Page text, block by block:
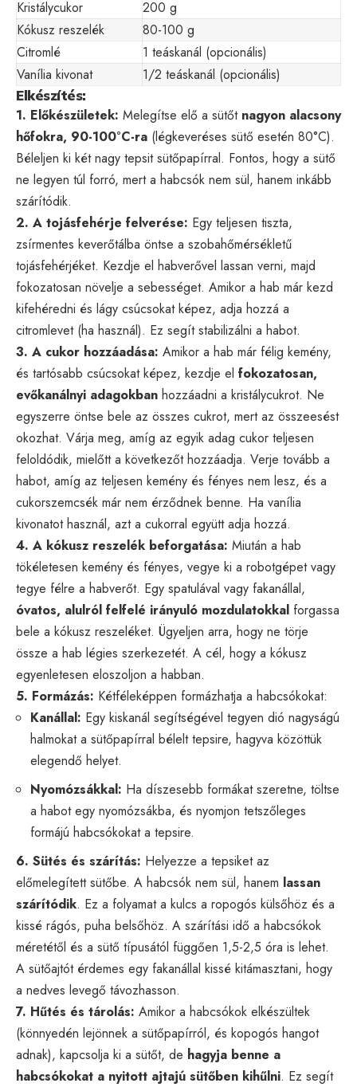
Kristálycukor
200 g
Kókusz reszelék
80-100 g
Citromlé
1 teáskanál (opcionális)
Vanília kivonat
1/2 teáskanál (opcionális)
Elkészítés:
1. Előkészületek: Melegítse elő a sütőt nagyon alacsony
hőfokra, 90-100°C-ra (légkeveréses sütő esetén 80°C).
Béleljen ki két nagy tepsit sütőpapírral. Fontos, hogy a sütő
ne legyen túl forró, mert a habcsók nem sül, hanem inkább
szárítódik.
2. A tojásfehérje felverése: Egy teljesen tiszta,
zsírmentes keverőtálba öntse a szobahőmérsékletű
tojásfehérjéket. Kezdje el habverővel lassan verni, majd
fokozatosan növelje a sebességet. Amikor a hab már kezd
kifehéredni és lágy csúcsokat képez, adja hozzá a
citromlevet (ha használ). Ez segít stabilizálni a habot.
3. A cukor hozzáadása: Amikor a hab már félig kemény,
és tartósabb csúcsokat képez, kezdje el fokozatosan,
evőkanálnyi adagokban hozzáadni a kristálycukrot. Ne
egyszerre öntse bele az összes cukrot, mert az összeesést
okozhat. Várja meg, amíg az egyik adag cukor teljesen
feloldódik, mielőtt a következőt hozzáadja. Verje tovább a
habot, amíg az teljesen kemény és fényes nem lesz, és a
cukorszemcsék már nem érződnek benne. Ha vanília
kivonatot használ, azt a cukorral együtt adja hozzá.
4. A kókusz reszelék beforgatása: Miután a hab
tökéletesen kemény és fényes, vegye ki a robotgépet vagy
tegye félre a habverőt. Egy spatulával vagy fakanállal,
óvatos, alulról felfelé irányuló mozdulatokkal forgassa
bele a kókusz reszeléket. Ügyeljen arra, hogy ne törje
össze a hab légies szerkezetét. A cél, hogy a kókusz
egyenletesen eloszoljon a habban.
5. Formázás: Kétféleképpen formázhatja a habcsókokat:
Kanállal: Egy kiskanál segítségével tegyen dió nagyságú
halmokat a sütőpapírral bélelt tepsire, hagyva közöttük
elegendő helyet.
Nyomózsákkal: Ha díszesebb formákat szeretne, töltse
a habot egy nyomózsákba, és nyomjon tetszőleges
formájú habcsókokat a tepsire.
6. Sütés és szárítás: Helyezze a tepsiket az
előmelegített sütőbe. A habcsók nem sül, hanem lassan
szárítódik. Ez a folyamat a kulcs a ropogós külsőhöz és a
kissé rágós, puha belsőhöz. A szárítási idő a habcsókok
méretétől és a sütő típusától függően 1,5-2,5 óra is lehet.
A sütőajtót érdemes egy fakanállal kissé kitámasztani, hogy
a nedves levegő távozhasson.
7. Hűtés és tárolás: Amikor a habcsókok elkészültek
(könnyedén lejönnek a sütőpapírról, és kopogós hangot
adnak), kapcsolja ki a sütőt, de hagyja benne a
habcsókokat a nyitott ajtajú sütőben kihűlni. Ez segít